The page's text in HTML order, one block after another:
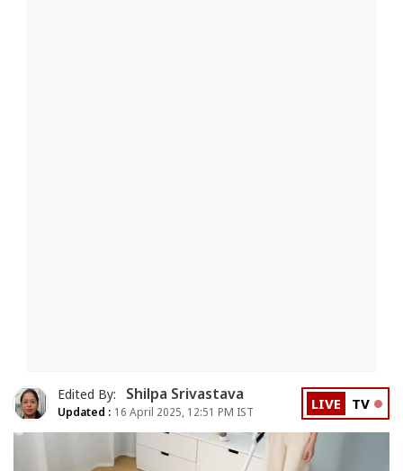
Edited By: Shilpa Srivastava
Updated : 16 April 2025, 12:51 PM IST LIVE TV